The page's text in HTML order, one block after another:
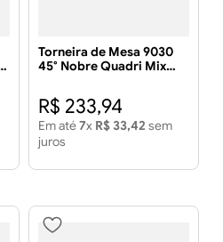
Torneira de Mesa 9030
45° Nobre Quadri Mix
R$ 233,94
Em até7x R$ 33,42 sem
juros